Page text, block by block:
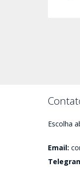
Escolha
Email: